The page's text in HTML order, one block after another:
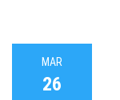
MAR
26